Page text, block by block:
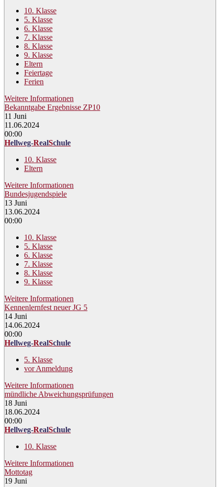
10. Klasse
5. Klasse
6. Klasse
7. Klasse
8. Klasse
9. Klasse
Eltern
Feiertage
Ferien
Weitere Informationen
Bekanntgabe Ergebnisse ZP10
11 Juni
11.06.2024
00:00
Hellweg-RealSchule
10. Klasse
Eltern
Weitere Informationen
Bundesjugendspiele
13 Juni
13.06.2024
00:00
10. Klasse
5. Klasse
6. Klasse
7. Klasse
8. Klasse
9. Klasse
Weitere Informationen
Kennenlernfest neuer JG 5
14 Juni
14.06.2024
00:00
Hellweg-RealSchule
5. Klasse
vor Anmeldung
Weitere Informationen
mündliche Abweichungsprüfungen
18 Juni
18.06.2024
00:00
Hellweg-RealSchule
10. Klasse
Weitere Informationen
Mottotag
19 Juni